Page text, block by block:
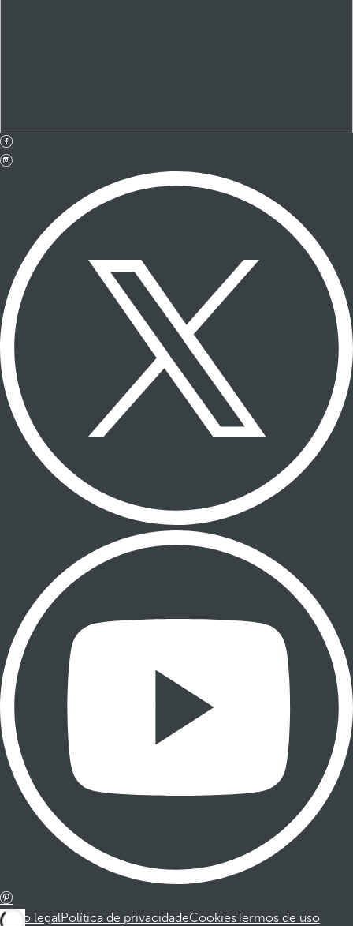
Aviso legalPolítica de privacidadeCookiesTermos de uso